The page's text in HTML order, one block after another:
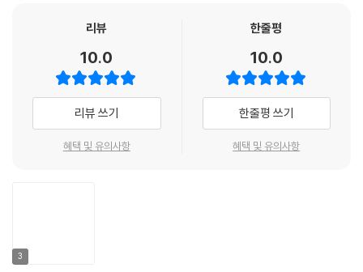
14) 살리실산: 고속 회전의 미학
15) 피리딘: 질소로 인해 함몰된 구체
16) 나프톨: 비틀림과 긴장의 공존
17) 인디고: 완결된 소우주의 질서
18) 2D 평면 기록이 가진 본질적 한계
19) 후각: 향기의 입자 진동 메커니즘
(2) 면역체의 기원과 증식 메커니즘
가 가능해지는지를 속기록 속의 관측 인과를 통해 명확히 복원합니다.
3. 의식과 물질의 연결:
관찰자의 의식이 미시 세계에 개입하는 방식과 생
명력(Prana)의 물질적 순환 원리를 공학적 프레임으로 제시합니다.
무엇보다 이 책이 강하게 끌리는 이유는, 금지된 주제들을 자극적으로 소
비하지 않기 때문입니다.
깊은 몰입을 제공합니다.
리뷰
10.0
리뷰 쓰기
혜택 및 유의사항
한줄평
10.0
한줄평 쓰기
혜택 및 유의사항
3